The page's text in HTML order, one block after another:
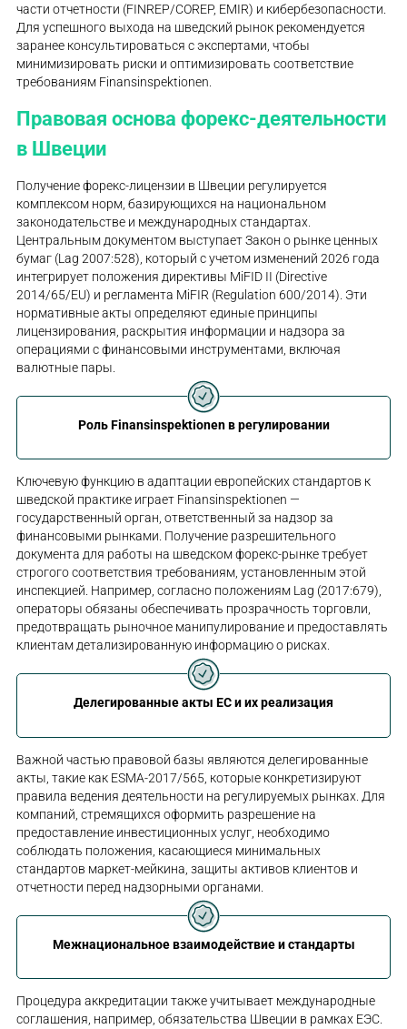
части отчетности (FINREP/COREP, EMIR) и кибербезопасности.
Для успешного выхода на шведский рынок рекомендуется
заранее консультироваться с экспертами, чтобы
минимизировать риски и оптимизировать соответствие
требованиям Finansinspektionen.
Правовая основа форекс-деятельности
в Швеции
Получение форекс-лицензии в Швеции регулируется
комплексом норм, базирующихся на национальном
законодательстве и международных стандартах.
Центральным документом выступает Закон о рынке ценных
бумаг (Lag 2007:528), который с учетом изменений 2026 года
интегрирует положения директивы MiFID II (Directive
2014/65/EU) и регламента MiFIR (Regulation 600/2014). Эти
нормативные акты определяют единые принципы
лицензирования, раскрытия информации и надзора за
операциями с финансовыми инструментами, включая
валютные пары.
Роль Finansinspektionen в регулировании
Ключевую функцию в адаптации европейских стандартов к
шведской практике играет Finansinspektionen —
государственный орган, ответственный за надзор за
финансовыми рынками. Получение разрешительного
документа для работы на шведском форекс-рынке требует
строгого соответствия требованиям, установленным этой
инспекцией. Например, согласно положениям Lag (2017:679),
операторы обязаны обеспечивать прозрачность торговли,
предотвращать рыночное манипулирование и предоставлять
клиентам детализированную информацию о рисках.
Делегированные акты ЕС и их реализация
Важной частью правовой базы являются делегированные
акты, такие как ESMA-2017/565, которые конкретизируют
правила ведения деятельности на регулируемых рынках. Для
компаний, стремящихся оформить разрешение на
предоставление инвестиционных услуг, необходимо
соблюдать положения, касающиеся минимальных
стандартов маркет-мейкина, защиты активов клиентов и
отчетности перед надзорными органами.
Межнациональное взаимодействие и стандарты
Процедура аккредитации также учитывает международные
соглашения, например, обязательства Швеции в рамках ЕЭС.